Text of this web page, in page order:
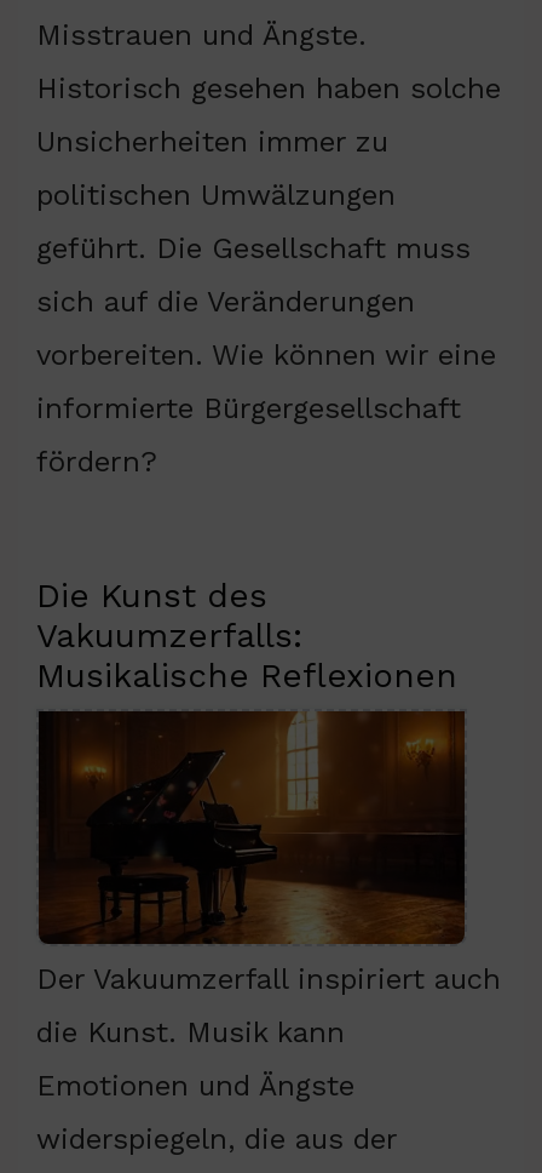
Misstrauen und Ängste.
Historisch gesehen haben solche
Unsicherheiten immer zu
politischen Umwälzungen
geführt. Die Gesellschaft muss
sich auf die Veränderungen
vorbereiten. Wie können wir eine
informierte Bürgergesellschaft
fördern?
Die Kunst des
Vakuumzerfalls:
Musikalische Reflexionen
Der Vakuumzerfall inspiriert auch
die Kunst. Musik kann
Emotionen und Ängste
widerspiegeln, die aus der